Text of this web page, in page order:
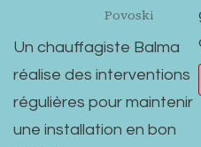
Povoski
Un chauffagiste Balma
réalise des interventions
régulières pour maintenir
une installation en bon